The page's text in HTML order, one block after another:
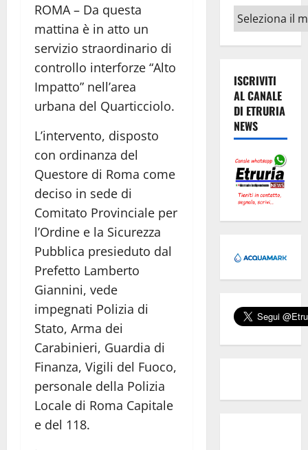
ROMA – Da questa
mattina è in atto un
servizio straordinario di
controllo interforze “Alto
Impatto” nell’area
urbana del Quarticciolo.
L’intervento, disposto
con ordinanza del
Questore di Roma come
deciso in sede di
Comitato Provinciale per
l’Ordine e la Sicurezza
Pubblica presieduto dal
Prefetto Lamberto
Giannini, vede
impegnati Polizia di
Stato, Arma dei
Carabinieri, Guardia di
Finanza, Vigili del Fuoco,
personale della Polizia
Locale di Roma Capitale
e del 118.
Archivi
ISCRIVITI
AL CANALE
DI ETRURIA
NEWS